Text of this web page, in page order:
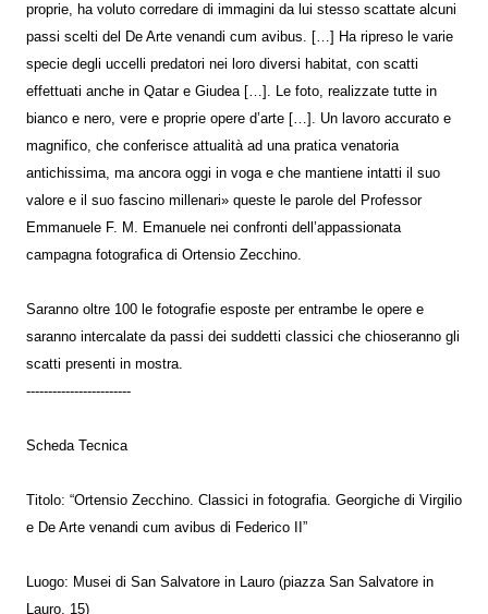
proprie, ha voluto corredare di immagini da lui stesso scattate alcuni
passi scelti del De Arte venandi cum avibus. […] Ha ripreso le varie
specie degli uccelli predatori nei loro diversi habitat, con scatti
effettuati anche in Qatar e Giudea […]. Le foto, realizzate tutte in
bianco e nero, vere e proprie opere d’arte […]. Un lavoro accurato e
magnifico, che conferisce attualità ad una pratica venatoria
antichissima, ma ancora oggi in voga e che mantiene intatti il suo
valore e il suo fascino millenari» queste le parole del Professor
Emmanuele F. M. Emanuele nei confronti dell’appassionata
campagna fotografica di Ortensio Zecchino.
Saranno oltre 100 le fotografie esposte per entrambe le opere e
saranno intercalate da passi dei suddetti classici che chioseranno gli
scatti presenti in mostra.
------------------------
Scheda Tecnica
Titolo: “Ortensio Zecchino. Classici in fotografia. Georgiche di Virgilio
e De Arte venandi cum avibus di Federico II”
Luogo: Musei di San Salvatore in Lauro (piazza San Salvatore in
Lauro, 15)